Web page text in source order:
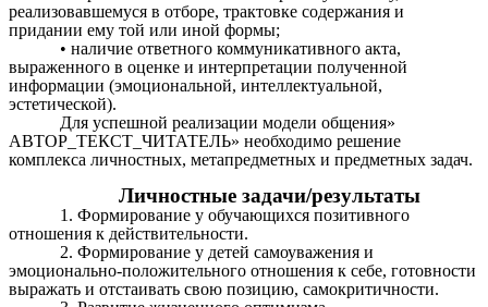
реализовавшемуся в отборе, трактовке содержания и
придании ему той или иной формы;
• наличие ответного коммуникативного акта,
выраженного в оценке и интерпретации полученной
информации (эмоциональной, интеллектуальной,
эстетической).
Для успешной реализации модели общения»
АВТОР_ТЕКСТ_ЧИТАТЕЛЬ» необходимо решение
комплекса личностных, метапредметных и предметных задач.
Личностные задачи/результаты
1. Формирование у обучающихся позитивного
отношения к действительности.
2. Формирование у детей самоуважения и
эмоционально-положительного отношения к себе, готовности
выражать и отстаивать свою позицию, самокритичности.